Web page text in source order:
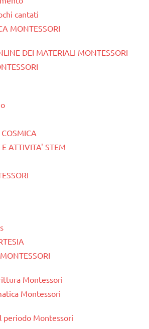
cantati
MONTESSORI
DEI MATERIALI MONTESSORI
ATTIVITA' STEM
Montessori
Montessori
periodo Montessori